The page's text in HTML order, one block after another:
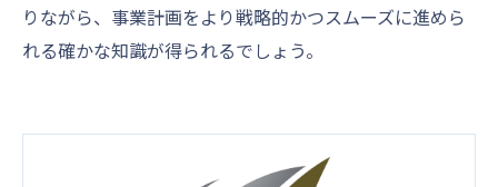
りながら、事業計画をより戦略的かつスムーズに進めら
れる確かな知識が得られるでしょう。